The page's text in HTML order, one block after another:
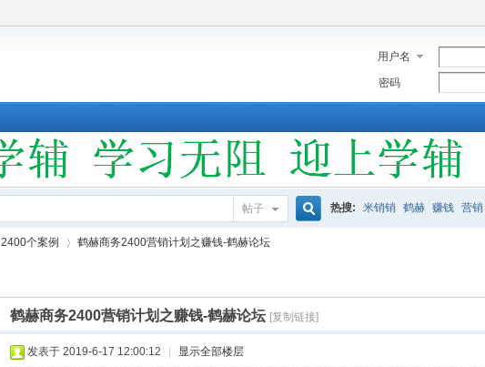
用户名
密码
帖子
索
热搜: 米销销 鹤赫 赚钱 营销
2400个案例
›
鹤赫商务2400营销计划之赚钱-鹤赫论坛
鹤赫商务2400营销计划之赚钱-鹤赫论坛 [复制链接]
发表于 2019-6-17 12:00:12 显示全部楼层